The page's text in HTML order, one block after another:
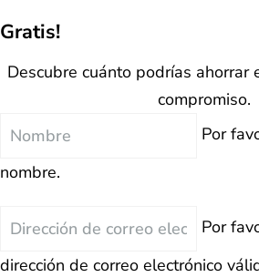
Gratis!
Descubre cuánto podrías ahorrar
compromiso.
Nombre
Por
nombre.
Correo
Por
dirección de correo electrónico